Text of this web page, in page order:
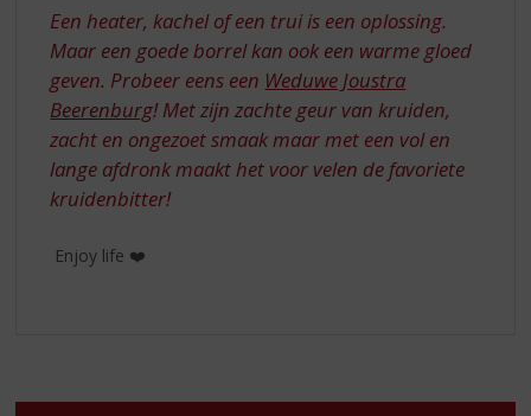
Een heater, kachel of een trui is een oplossing.
Maar een goede borrel kan ook een warme gloed
geven. Probeer eens een Weduwe Joustra
Beerenburg! Met zijn zachte geur van kruiden,
zacht en ongezoet smaak maar met een vol en
lange afdronk maakt het voor velen de favoriete
kruidenbitter!
Enjoy life ❤️